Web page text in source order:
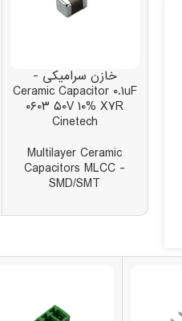
خازن سرامیکی -
Ceramic Capacitor ۰.۱uF
۰۶۰۳ ۵۰V ۱۰% X۷R
Cinetech
Multilayer Ceramic
Capacitors MLCC -
SMD/SMT